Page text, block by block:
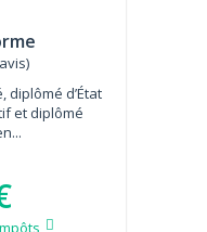
diplômé d’État
et diplômé